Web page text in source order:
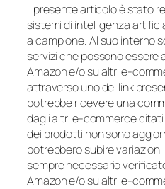
Il presente articolo è stato
sistemi di intelligenza
a campione. Al suo interno
servizi che possono essere
Amazon e/o su altri e-
attraverso uno dei link
potrebbe ricevere una
dagli altri e-commerce
dei prodotti non sono
potrebbero subire
sempre necessario
Amazon e/o su altri e-